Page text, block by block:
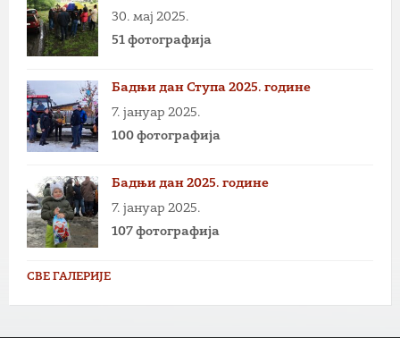
30. мај 2025.
51 фотографија
Бадњи дан Ступа 2025. године
7. јануар 2025.
100 фотографија
Бадњи дан 2025. године
7. јануар 2025.
107 фотографија
СВЕ ГАЛЕРИЈЕ